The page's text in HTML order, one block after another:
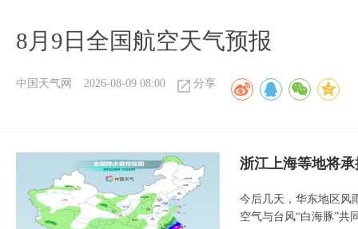
8月9日全国航空天气预报​
中国天气网 2026-08-09 08:00 分享
浙江上海等地将
今后几天，华东地区风
空气与台风“白海豚”共